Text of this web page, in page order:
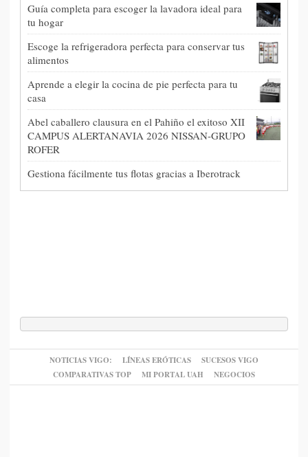
Guía completa para escoger la lavadora ideal para
tu hogar
Escoge la refrigeradora perfecta para conservar tus
alimentos
Aprende a elegir la cocina de pie perfecta para tu
casa
Abel caballero clausura en el Pahiño el exitoso XII
CAMPUS ALERTANAVIA 2026 NISSAN-GRUPO
ROFER
Gestiona fácilmente tus flotas gracias a Iberotrack
NOTICIAS VIGO: LÍNEAS ERÓTICAS
SUCESOS VIGO
COMPARATIVAS TOP
MI PORTAL UAH NEGOCIOS